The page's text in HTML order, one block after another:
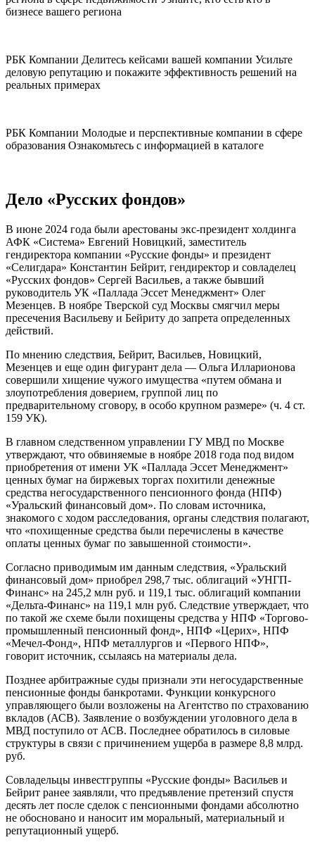
бизнесе вашего региона
РБК Компании Делитесь кейсами вашей компании Усильте
деловую репутацию и покажите эффективность решений на
реальных примерах
РБК Компании Молодые и перспективные компании в сфере
образования Ознакомьтесь с информацией в каталоге
Дело «Русских фондов»
В июне 2024 года были арестованы экс-президент холдинга
АФК «Система» Евгений Новицкий, заместитель
гендиректора компании «Русские фонды» и президент
«Селигдара» Константин Бейрит, гендиректор и совладелец
«Русских фондов» Сергей Васильев, а также бывший
руководитель УК «Паллада Эссет Менеджмент» Олег
Мезенцев. В ноябре Тверской суд Москвы смягчил меры
пресечения Васильеву и Бейриту до запрета определенных
действий.
По мнению следствия, Бейрит, Васильев, Новицкий,
Мезенцев и еще один фигурант дела — Ольга Илларионова
совершили хищение чужого имущества «путем обмана и
злоупотребления доверием, группой лиц по
предварительному сговору, в особо крупном размере» (ч. 4 ст.
159 УК).
В главном следственном управлении ГУ МВД по Москве
утверждают, что обвиняемые в ноябре 2018 года под видом
приобретения от имени УК «Паллада Эссет Менеджмент»
ценных бумаг на биржевых торгах похитили денежные
средства негосударственного пенсионного фонда (НПФ)
«Уральский финансовый дом». По словам источника,
знакомого с ходом расследования, органы следствия полагают,
что «похищенные средства были перечислены в качестве
оплаты ценных бумаг по завышенной стоимости».
Согласно приводимым им данным следствия, «Уральский
финансовый дом» приобрел 298,7 тыс. облигаций «УНГП-
Финанс» на 245,2 млн руб. и 119,1 тыс. облигаций компании
«Дельта-Финанс» на 119,1 млн руб. Следствие утверждает, что
по такой же схеме были похищены средства у НПФ «Торгово-
промышленный пенсионный фонд», НПФ «Церих», НПФ
«Мечел-Фонд», НПФ металлургов и «Первого НПФ»,
говорит источник, ссылаясь на материалы дела.
Позднее арбитражные суды признали эти негосударственные
пенсионные фонды банкротами. Функции конкурсного
управляющего были возложены на Агентство по страхованию
вкладов (АСВ). Заявление о возбуждении уголовного дела в
МВД поступило от АСВ. Последнее обратилось в силовые
структуры в связи с причинением ущерба в размере 8,8 млрд.
руб.
Совладельцы инвестгруппы «Русские фонды» Васильев и
Бейрит ранее заявляли, что предъявление претензий спустя
десять лет после сделок с пенсионными фондами абсолютно
не обосновано и наносит им моральный, материальный и
репутационный ущерб.